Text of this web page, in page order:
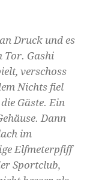
Druck und es
Tor. Gashi
verschoss
Nichts fiel
Gäste. Ein
Dann
im
Elfmeterpfiff
Sportclub,